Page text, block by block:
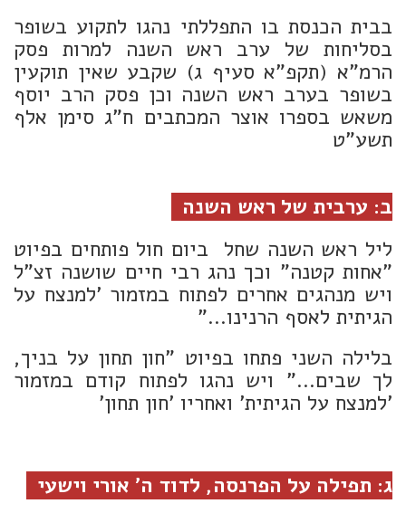
בבית הכנסת בו התפללתי נהגו לתקוע בשופר
בסליחות של ערב ראש השנה למרות פסק
הרמ"א (תקפ"א סעיף ג) שקבע שאין תוקעין
בשופר בערב ראש השנה וכן פסק הרב יוסף
משאש בספרו אוצר המכתבים ח"ג סימן אלף
תשע"ט
ב: ערבית של ראש השנה
ליל ראש השנה שחל ביום חול פותחים בפיוט
"אחות קטנה" וכך נהג רבי חיים שושנה זצ"ל
ויש מנהגים אחרים לפתוח במזמור 'למנצח על
הגיתית לאסף הרנינו..."
בלילה השני פתחו בפיוט "חון תחון על בניך,
לך שבים..." ויש נהגו לפתוח קודם במזמור
'למנצח על הגיתית' ואחריו 'חון תחון'
ג: תפילה על הפרנסה, לדוד ה' אורי וישעי